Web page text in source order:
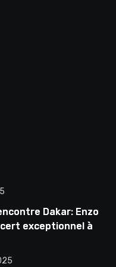
Dakar: Enzo
exceptionnel à